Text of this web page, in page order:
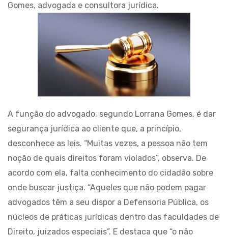
Gomes, advogada e consultora jurídica.
A função do advogado, segundo Lorrana Gomes, é dar
segurança jurídica ao cliente que, a princípio,
desconhece as leis. “Muitas vezes, a pessoa não tem
noção de quais direitos foram violados”, observa. De
acordo com ela, falta conhecimento do cidadão sobre
onde buscar justiça. “Aqueles que não podem pagar
advogados têm a seu dispor a Defensoria Pública, os
núcleos de práticas jurídicas dentro das faculdades de
Direito, juizados especiais”. E destaca que “o não